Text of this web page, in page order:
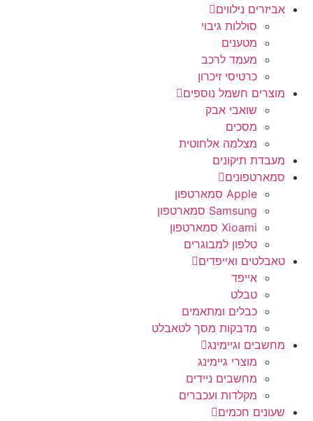
אביזרים נילווים
סוללות גיבוי
מטענים
מעמד לרכב
כרטיסי זיכרון
מוצרים חשמל נוספים
שואבי אבק
מסכים
מצלמה אלחוטית
מעבדת תיקונים
סמארטפונים
Apple סמארטפון
Samsung סמארטפון
Xioami סמארטפון
טלפון למבוגרים
טאבלטים ואייפדים
אייפד
טבלט
כבלים ומתאמים
מדבקות מסך לטאבלט
מחשבים וגיימינג
מוצרי גיימינג
מחשבים ניידים
מקלדות ועכברים
שעונים חכמים